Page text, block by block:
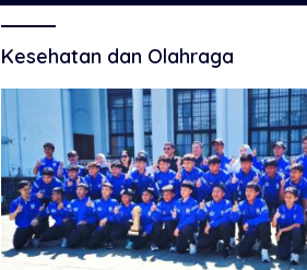
Kesehatan dan Olahraga